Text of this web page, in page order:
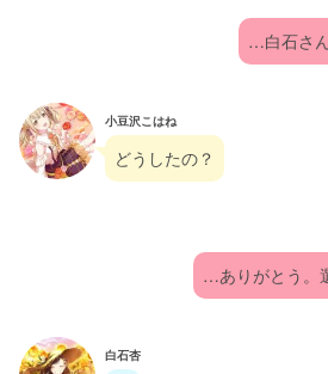
…白石さ
小豆沢こはね
どうしたの？
…ありがとう。
白石杏